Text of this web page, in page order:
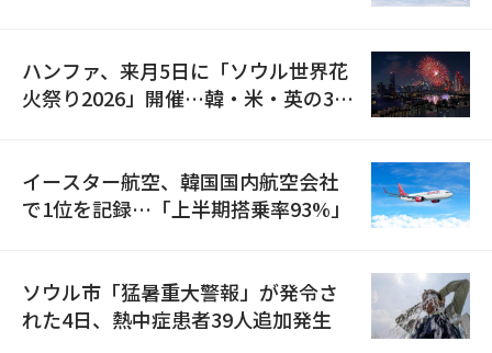
ハンファ、来月5日に「ソウル世界花
火祭り2026」開催…韓・米・英の3カ
イースター航空、韓国国内航空会社
で1位を記録…「上半期搭乗率93%」
ソウル市「猛暑重大警報」が発令さ
れた4日、熱中症患者39人追加発生